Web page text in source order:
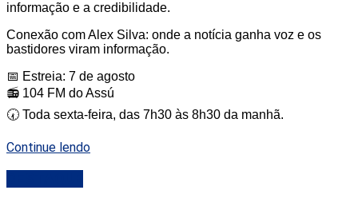
informação e a credibilidade.
Conexão com Alex Silva: onde a notícia ganha voz e os
bastidores viram informação.
📅 Estreia: 7 de agosto
📻 104 FM do Assú
🕢 Toda sexta-feira, das 7h30 às 8h30 da manhã.
Continue lendo